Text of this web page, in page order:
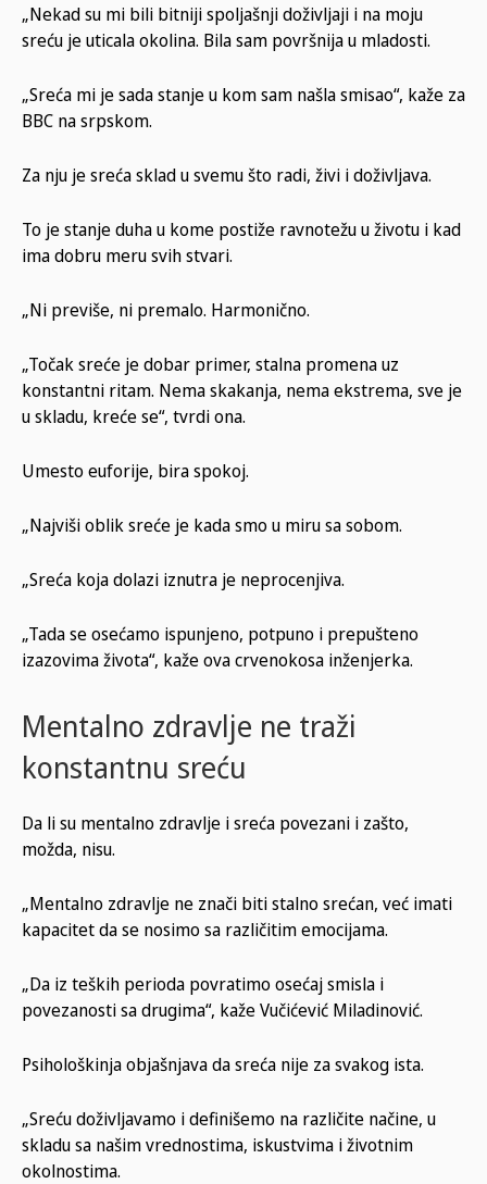
„Nekad su mi bili bitniji spoljašnji doživljaji i na moju
sreću je uticala okolina. Bila sam površnija u mladosti.
„Sreća mi je sada stanje u kom sam našla smisao“, kaže za
BBC na srpskom.
Za nju je sreća sklad u svemu što radi, živi i doživljava.
To je stanje duha u kome postiže ravnotežu u životu i kad
ima dobru meru svih stvari.
„Ni previše, ni premalo. Harmonično.
„Točak sreće je dobar primer, stalna promena uz
konstantni ritam. Nema skakanja, nema ekstrema, sve je
u skladu, kreće se“, tvrdi ona.
Umesto euforije, bira spokoj.
„Najviši oblik sreće je kada smo u miru sa sobom.
„Sreća koja dolazi iznutra je neprocenjiva.
„Tada se osećamo ispunjeno, potpuno i prepušteno
izazovima života“, kaže ova crvenokosa inženjerka.
Mentalno zdravlje ne traži
konstantnu sreću
Da li su mentalno zdravlje i sreća povezani i zašto,
možda, nisu.
„Mentalno zdravlje ne znači biti stalno srećan, već imati
kapacitet da se nosimo sa različitim emocijama.
„Da iz teških perioda povratimo osećaj smisla i
povezanosti sa drugima“, kaže Vučićević Miladinović.
Psihološkinja objašnjava da sreća nije za svakog ista.
„Sreću doživljavamo i definišemo na različite načine, u
skladu sa našim vrednostima, iskustvima i životnim
okolnostima.